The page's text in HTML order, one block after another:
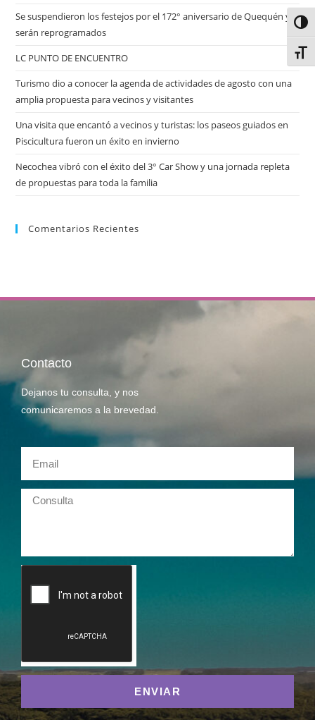
Se suspendieron los festejos por el 172° aniversario de Quequén y
serán reprogramados
LC PUNTO DE ENCUENTRO
Turismo dio a conocer la agenda de actividades de agosto con una
amplia propuesta para vecinos y visitantes
Una visita que encantó a vecinos y turistas: los paseos guiados en
Piscicultura fueron un éxito en invierno
Necochea vibró con el éxito del 3° Car Show y una jornada repleta
de propuestas para toda la familia
Comentarios Recientes
Contacto
Dejanos tu consulta, y nos
comunicaremos a la brevedad.
ENVIAR